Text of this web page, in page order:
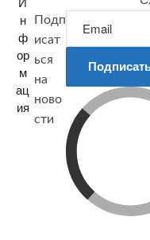
И
н
ф
ор
м
ац
ия
Подп
исат
ься
на
ново
сти